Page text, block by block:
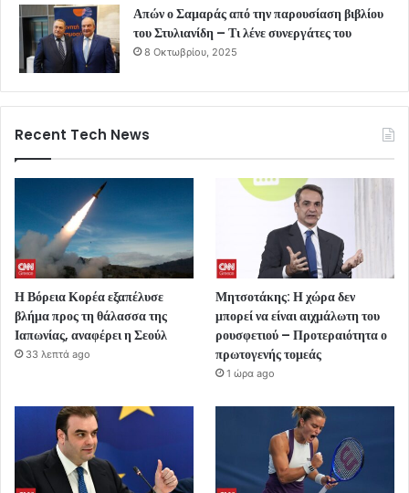
Απών ο Σαμαράς από την παρουσίαση βιβλίου
του Στυλιανίδη – Τι λένε συνεργάτες του
8 Οκτωβρίου, 2025
Recent Tech News
Η Βόρεια Κορέα εξαπέλυσε
βλήμα προς τη θάλασσα της
Ιαπωνίας, αναφέρει η Σεούλ
33 λεπτά ago
Μητσοτάκης: Η χώρα δεν
μπορεί να είναι αιχμάλωτη του
ρουσφετιού – Προτεραιότητα ο
πρωτογενής τομεάς
1 ώρα ago